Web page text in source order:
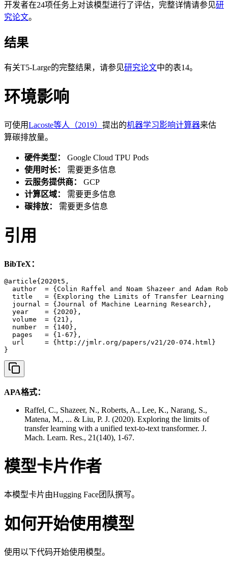
开发者在24项任务上对该模型进行了评估，完整详情请参见研
究论文。
结果
有关T5-Large的完整结果，请参见研究论文中的表14。
环境影响
可使用Lacoste等人（2019） 提出的机器学习影响计算器来估
算碳排放量。
硬件类型：
Google Cloud TPU Pods
使用时长：
需要更多信息
云服务提供商：
GCP
计算区域：
需要更多信息
碳排放：
需要更多信息
引用
BibTeX：
@article{2020t5,
author  = {Colin Raffel and Noam Shazeer and Adam
title   = {Exploring the Limits of Transfer
  journal = {Journal of Machine Learning Research},
  year    = {2020},
  volume  = {21},
  number  = {140},
  pages   = {1-67},
  url     = {http://jmlr.org/papers/v21/20-074.html}
}
APA格式：
Raffel, C., Shazeer, N., Roberts, A., Lee, K., Narang, S.,
Matena, M., ... & Liu, P. J. (2020). Exploring the limits of
transfer learning with a unified text-to-text transformer. J.
Mach. Learn. Res., 21(140), 1-67.
模型卡片作者
本模型卡片由Hugging Face团队撰写。
如何开始使用模型
使用以下代码开始使用模型。